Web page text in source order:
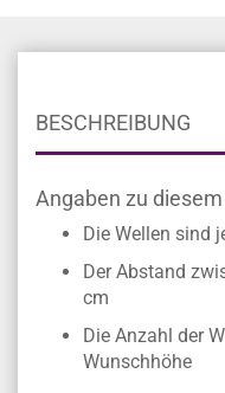
BESCHREIBUNG
Angaben zu
Die Wellen sind
Der Abstand
cm
Die Anzahl der
Wunschhöhe